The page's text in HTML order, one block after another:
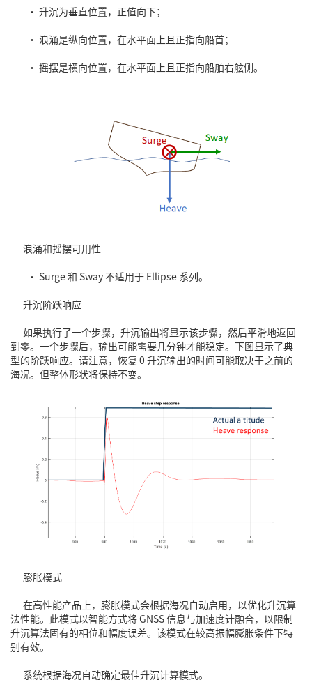
• 升沉为垂直位置，正值向下；
• 浪涌是纵向位置，在水平面上且正指向船首；
• 摇摆是横向位置，在水平面上且正指向船舶右舷侧。
浪涌和摇摆可用性
• Surge 和 Sway 不适用于 Ellipse 系列。
升沉阶跃响应
如果执行了一个步骤，升沉输出将显示该步骤，然后平滑地返回
到零。一个步骤后，输出可能需要几分钟才能稳定。下图显示了典
型的阶跃响应。请注意，恢复 0 升沉输出的时间可能取决于之前的
海况。但整体形状将保持不变。
膨胀模式
在高性能产品上，膨胀模式会根据海况自动启用，以优化升沉算
法性能。此模式以智能方式将 GNSS 信息与加速度计融合，以限制
升沉算法固有的相位和幅度误差。该模式在较高振幅膨胀条件下特
别有效。
系统根据海况自动确定最佳升沉计算模式。